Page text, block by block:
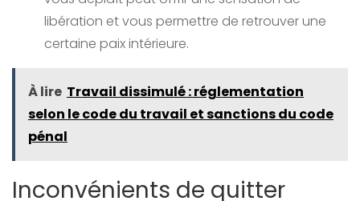
libération et vous permettre de retrouver une
certaine paix intérieure.
À lire Travail dissimulé : réglementation
selon le code du travail et sanctions du code
pénal
Inconvénients de quitter